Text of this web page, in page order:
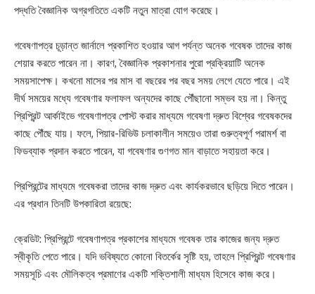
পদ্ধতি বৈজ্ঞানিক অগ্রগতিতে একটি নতুন মাত্রা যোগ করেছে।
গবেষণাপত্র চূড়ান্ত জার্নালে প্রকাশিত হওয়ার আগ পর্যন্ত অনেক গবেষক তাদের কাজ
শেয়ার করতে পারেন না। কারণ, বৈজ্ঞানিক প্রকাশনার পুরো প্রক্রিয়াটি অনেক
সময়সাপেক্ষ। কখনো মাসের পর মাস বা বছরের পর বছর সময় লেগে যেতে পারে। এই
দীর্ঘ সময়ের মধ্যে গবেষণার ফলাফল অন্যদের কাছে পৌঁছানো সম্ভব হয় না। কিন্তু
প্রিপ্রিন্ট আর্কাইভে গবেষণাপত্র পোস্ট করার মাধ্যমে গবেষণা দ্রুত বিশ্বের গবেষকদের
কাছে পৌঁছে যায়। ফলে, পিয়ার-রিভিউ চলাকালীন সময়েও তারা গুরুত্বপূর্ণ পরামর্শ বা
ফিডব্যাক প্রদান করতে পারেন, যা গবেষণার গুণগত মান বাড়াতে সহায়তা করে।
প্রিপ্রিন্টের মাধ্যমে গবেষকরা তাদের কাজ দ্রুত এবং কার্যকরভাবে ছড়িয়ে দিতে পারেন।
এর প্রধান তিনটি উপকারিতা রয়েছে:
ক্রেডিট: প্রিপ্রিন্টে গবেষণাপত্র প্রকাশের মাধ্যমে গবেষক তার কাজের জন্য দ্রুত
স্বীকৃতি পেতে পারে। যদি ভবিষ্যতে কোনো বিতর্কের সৃষ্টি হয়, তাহলে প্রিপ্রিন্ট গবেষণার
সময়সূচি এবং মৌলিকত্ব প্রমাণের একটি শক্তিশালী মাধ্যম হিসেবে কাজ করে।